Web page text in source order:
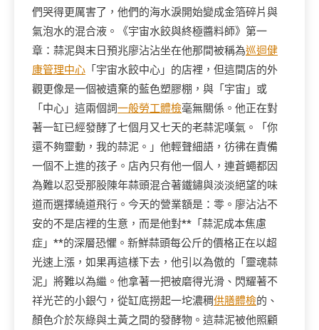
們哭得更厲害了，他們的海水淚開始變成金箔碎片與
氣泡水的混合液。《宇宙水餃與終極醬料師》第一
章：蒜泥與末日預兆廖沾沾坐在他那間被稱為巡迴健
康管理中心 「宇宙水餃中心」的店裡，但這間店的外
觀更像是一個被遺棄的藍色塑膠棚，與「宇宙」或
「中心」這兩個詞一般勞工體檢毫無關係。他正在對
著一缸已經發酵了七個月又七天的老蒜泥嘆氣。「你
還不夠靈動，我的蒜泥。」他輕聲細語，彷彿在責備
一個不上進的孩子。店內只有他一個人，連蒼蠅都因
為難以忍受那股陳年蒜頭混合著鐵鏽與淡淡絕望的味
道而選擇繞道飛行。今天的營業額是：零。廖沾沾不
安的不是店裡的生意，而是他對**「蒜泥成本焦慮
症」**的深層恐懼。新鮮蒜頭每公斤的價格正在以超
光速上漲，如果再這樣下去，他引以為傲的「靈魂蒜
泥」將難以為繼。他拿著一把被磨得光滑、閃耀著不
祥光芒的小銀勺，從缸底撈起一坨濃稠供膳體檢的、
顏色介於灰綠與土黃之間的發酵物。這蒜泥被他照顧